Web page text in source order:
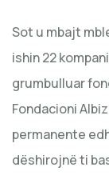
Sot u mbajt
ishin 22
grumbulluar
Fondacioni
permanente
dëshirojnë ti